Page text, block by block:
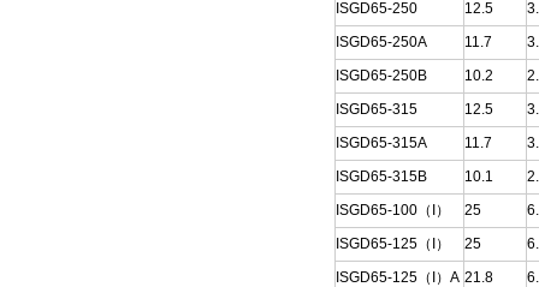
ISGD65-250 12.5
ISGD65-250A
11.7
ISGD65-250B
10.2
ISGD65-315
12.5
ISGD65-315A
11.7
ISGD65-315B
10.1
ISGD65-100（I）
25
ISGD65-125（I）
25
ISGD65-125（I）A 21.8